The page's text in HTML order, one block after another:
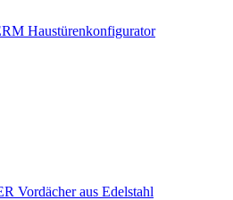
Haustürenkonfigurator
Vordächer aus Edelstahl